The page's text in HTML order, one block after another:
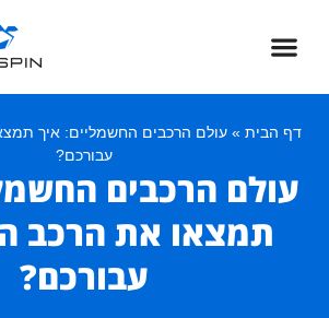
דף הבית » עולם הרכבים החשמליים: איך
עבורכם?
עולם הרכבים
תמצאו את הרכב
עבורכם?